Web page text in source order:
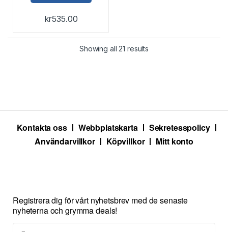
kr535.00
Showing all 21 results
Kontakta oss Webbplatskarta
Sekretesspolicy
Användarvillkor
Köpvillkor Mitt konto
Registrera dig för vårt nyhetsbrev med de senaste
nyheterna och grymma deals!